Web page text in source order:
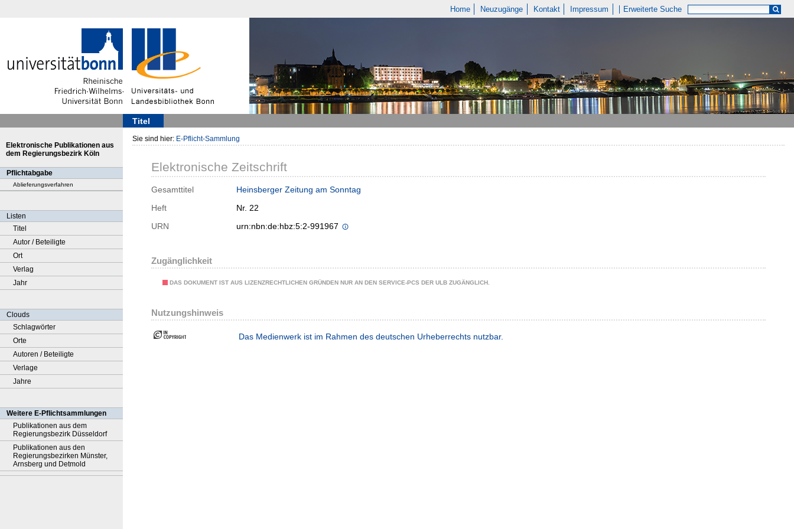
Home Neuzugänge Kontakt Impressum Erweiterte Suche
Titel
Elektronische Publikationen aus
dem Regierungsbezirk Köln
Pflichtabgabe
Ablieferungsverfahren
Listen
Titel
Autor / Beteiligte
Ort
Verlag
Jahr
Clouds
Schlagwörter
Orte
Autoren / Beteiligte
Verlage
Jahre
Weitere E-Pflichtsammlungen
Publikationen aus dem
Regierungsbezirk Düsseldorf
Publikationen aus den
Regierungsbezirken Münster,
Arnsberg und Detmold
Sie sind hier: E-Pflicht-Sammlung
Elektronische Zeitschrift
Gesamttitel
Heinsberger Zeitung am Sonntag
Heft
Nr. 22
URN
urn:nbn:de:hbz:5:2-991967
Zugänglichkeit
DAS DOKUMENT IST AUS LIZENZRECHTLICHEN GRÜNDEN NUR AN DEN SERVICE-PCS DER ULB ZUGÄNGLICH.
Nutzungshinweis
Das Medienwerk ist im Rahmen des deutschen Urheberrechts nutzbar.